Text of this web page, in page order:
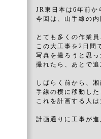
JR東日本は6年前か
今回は、山手線の
とても多くの作業
この大工事を2日間
写真を撮ろうと思
撮れたら、あとで追
しばらく前から、
手線の横に移動し
これを計画する人
計画通りに工事が